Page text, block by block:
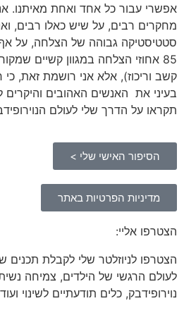
אפשרי עבור כל אחד ואחת מאיתנו.
מחקרים רבים, על שיש כאלו רבים,
סטטיסטיקה גבוהה של הצלחה, על
85 אחוזי הצלחה במגוון קשיים
קשב וריכוז), אלא אני רושמת זאת, כי
בעיני את האנשים האהובים והיקרים
תקראו על הדרך שלי לעולם
הסיפור האישי שלי >
מדיניות הפרטיות באתר
הצטרפו אליי:
הצטרפו לניוזלטר שלי לקבלת תכנים
לעולם הרגשי של הילדים, צמיחה
נוירופידבק, כלים תודעתיים לשינוי